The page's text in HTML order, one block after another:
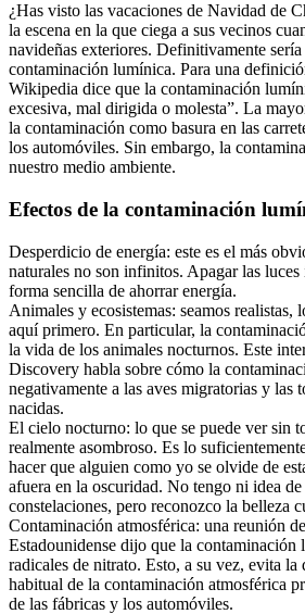
¿Has visto las vacaciones de Navidad de
la escena en la que ciega a sus vecinos
navideñas exteriores. Definitivamente
contaminación lumínica. Para una
Wikipedia dice que la contaminación
excesiva, mal dirigida o molesta”. La
la contaminación como basura en las
los automóviles. Sin embargo, la
nuestro medio ambiente.
Efectos de la contaminación
Desperdicio de energía: este es el más
naturales no son infinitos. Apagar las luces
forma sencilla de ahorrar energía.
Animales y ecosistemas: seamos realistas,
aquí primero. En particular, la
la vida de los animales nocturnos. Este
Discovery habla sobre cómo la
negativamente a las aves migratorias y las
nacidas.
El cielo nocturno: lo que se puede ver sin
realmente asombroso. Es lo
hacer que alguien como yo se olvide de
afuera en la oscuridad. No tengo ni idea de
constelaciones, pero reconozco la belleza
Contaminación atmosférica: una reunión
Estadounidense dijo que la contaminación
radicales de nitrato. Esto, a su vez, evita
habitual de la contaminación atmosférica
de las fábricas y los automóviles.